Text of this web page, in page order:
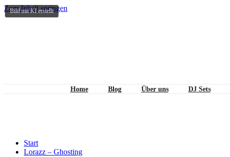
Zum Inhalt springen
Home Blog Über uns DJ Sets
Start
Lorazz – Ghosting
Bild mit KI erstellt